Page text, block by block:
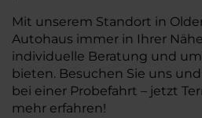
Mit unserem Standort in
Autohaus immer in Ihrer
individuelle Beratung und
bieten. Besuchen Sie uns
bei einer Probefahrt – jetzt
mehr erfahren!